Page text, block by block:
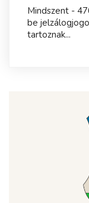
Mindszent -
be
tartoznak...